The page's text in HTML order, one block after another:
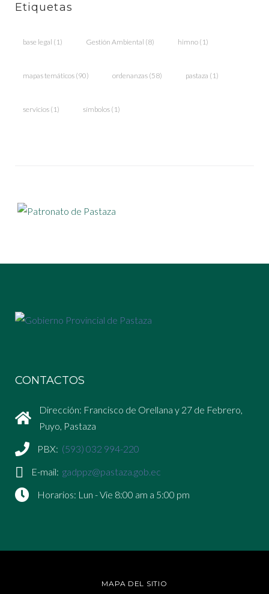
Etiquetas
base legal (1) Gestión Ambiental (8) himno (1)
mapas temáticos (90) ordenanzas (58) pastaza (1)
servicios (1) símbolos (1)
CONTACTOS
Dirección: Francisco de Orellana y 27 de Febrero,
Puyo, Pastaza
PBX: (593) 032 994-220
E-mail: gadppz@pastaza.gob.ec
Horarios: Lun - Vie 8:00 am a 5:00 pm
MAPA DEL SITIO